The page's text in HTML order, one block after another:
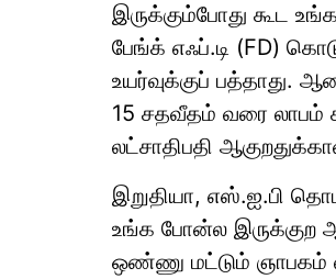
இருக்கும்போது கூட
பேங்க் எஃப்.டி (FD)
உயர்வுக்குப் பத்தாது.
15 சதவீதம் வரை லாபம்
லட்சாதிபதி
இறுதியா, எஸ்.ஐ.பி
உங்க போன்ல இருக்குற
ஒண்ணு மட்டும் ஞாபகம்